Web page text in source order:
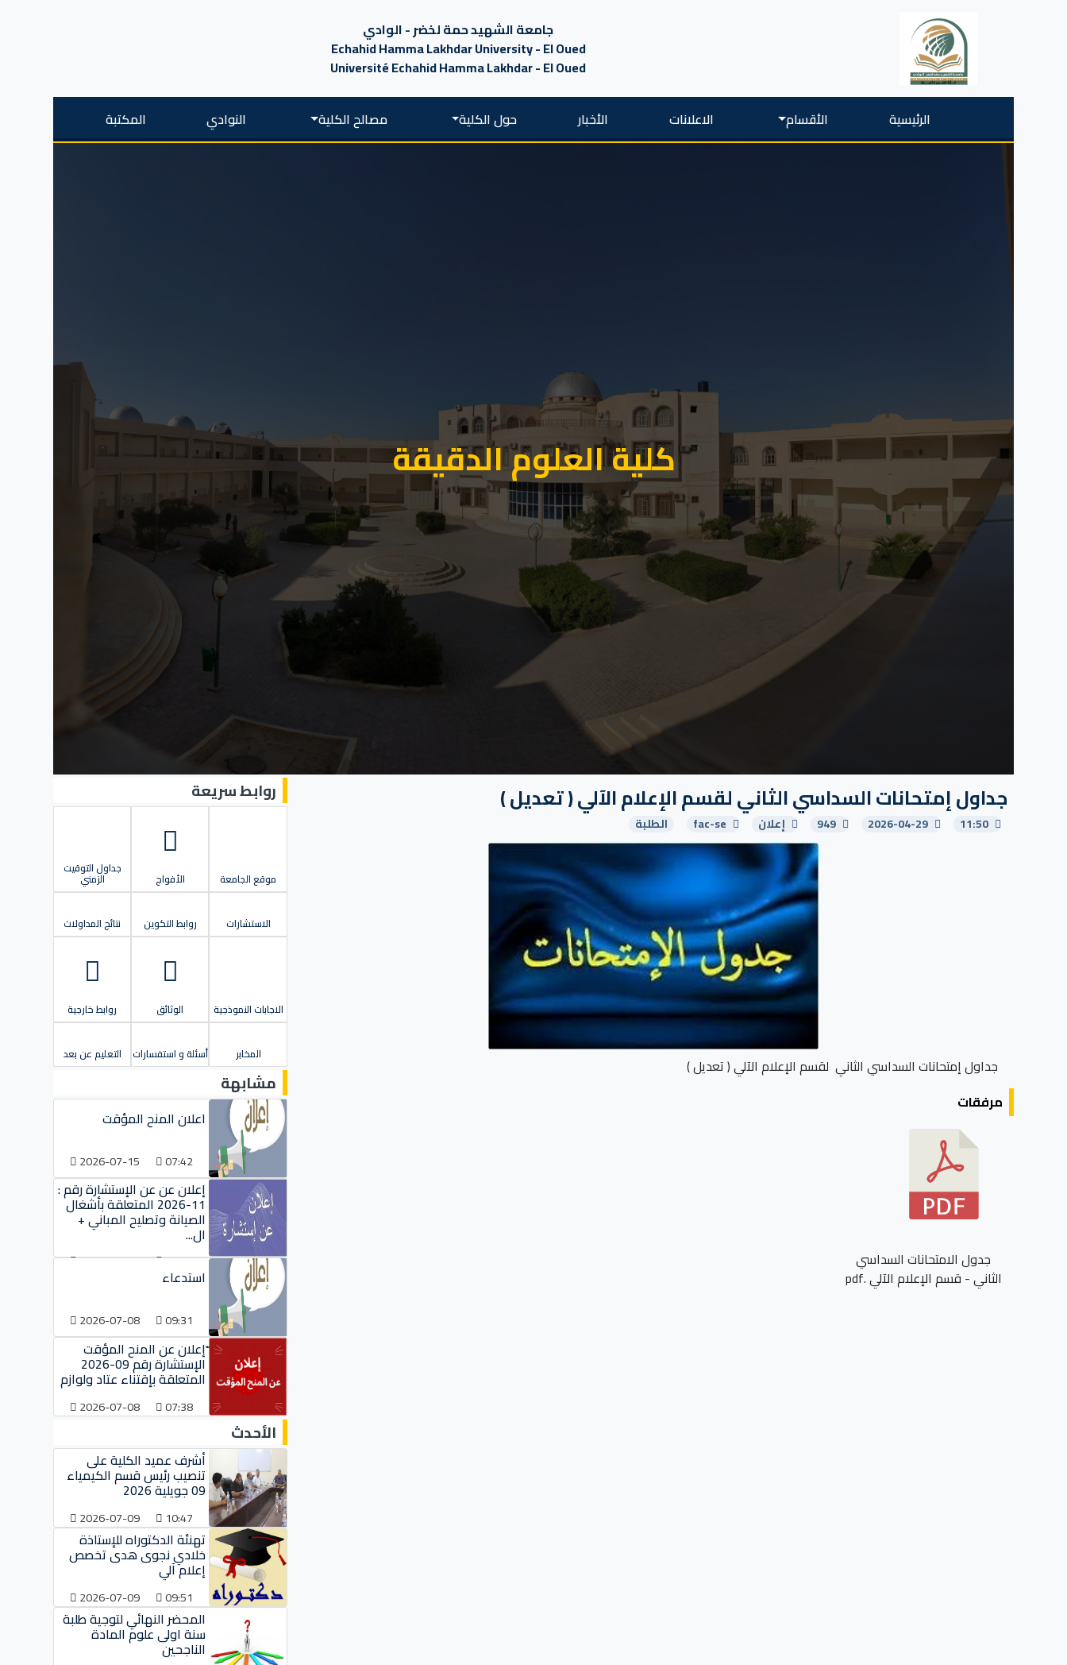
جامعة الشهيد حمة لخضر - الوادي
Echahid Hamma Lakhdar University - El Oued
Université Echahid Hamma Lakhdar - El Oued
الرئيسية الأقسام الاعلانات الأخبار حول الكلية مصالح الكلية النوادي المكتبة
كلية العلوم الدقيقة
جداول إمتحانات السداسي الثاني لقسم الإعلام الآلي ( تعديل )
11:50
2026-04-29
949 إعلان fac-se الطلبة
جداول إمتحانات السداسي الثاني لقسم الإعلام الآلي ( تعديل )
مرفقات
جدول الامتحانات السداسي
الثاني - قسم الإعلام الآلي .pdf
روابط سريعة
موقع الجامعة الأفواج
جداول التوقيت
الزمني
الاستشارات روابط التكوين نتائج المداولات
الاجابات النموذجية الوثائق روابط خارجية
المخابر أسئلة و استفسارات التعليم عن بعد
مشابهة
اعلان المنح المؤقت
07:42
2026-07-15
إعلان عن عن الإستشارة رقم :
11-2026 المتعلقة بأشغال
الصيانة وتصليح المباني +
ال...
09:38
2026-07-09
استدعاء
09:31
2026-07-08
ّإعلان عن المنح المؤقت
الإستشارة رقم 09-2026
المتعلقة بإقتناء عتاد ولوازم
07:38
2026-07-08
الأحدث
أشرف عميد الكلية على
تنصيب رئيس قسم الكيمياء
09 جويلية 2026
10:47
2026-07-09
تهنئة الدكتوراه للإستاذة
خلادي نجوى هدى تخصص
إعلام آلي
09:51
2026-07-09
المحضر النهائي لتوجية طلبة
سنة اولى علوم المادة
الناجحين